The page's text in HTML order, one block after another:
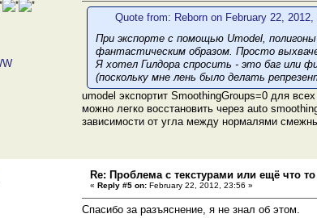
Quote from: Reborn on February 22, 2012,
При экспорте с помощью Umodel,
фантастическим образом. Просто
Я хотел Гилдора спросить - это баг или
(поскольку мне лень было делать
umodel экспортит SmoothingGroups=0 для
можно легко восстановить через auto
зависимости от угла между нормалями
Re: Проблема с текстурами или ещё что то
« Reply #5 on: February 22, 2012, 23:56 »
Спасибо за разъяснение, я не знал об этом.